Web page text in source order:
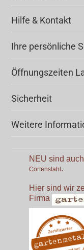
Hilfe & Kontakt
Ihre persönliche
Öffnungszeiten
Sicherheit
Weitere
NEU sind
Cortenstahl.
Hier sind wir
Firma